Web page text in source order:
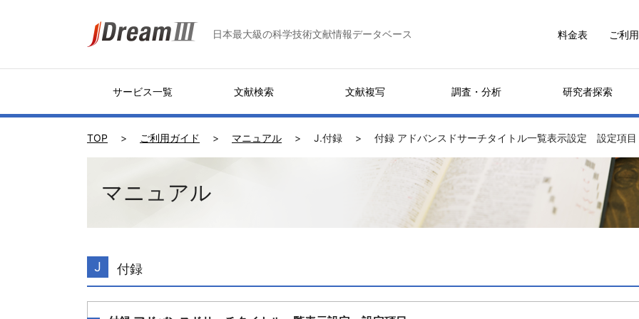
日本最大級の科学技術文献情報データベース 料金表 ご利
サービス一覧 文献検索 文献複写 調査・分析 研究者探索
TOP ご利用ガイド マニュアル J.付録 付録 アドバンスドサーチタイトル一覧表示設定 設定項目
マニュアル
J 付録